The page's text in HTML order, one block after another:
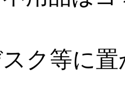
ク等に置